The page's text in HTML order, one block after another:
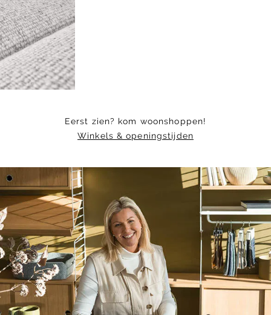
1
of
5
Eerst zien? kom woonshoppen!
Winkels & openingstijden